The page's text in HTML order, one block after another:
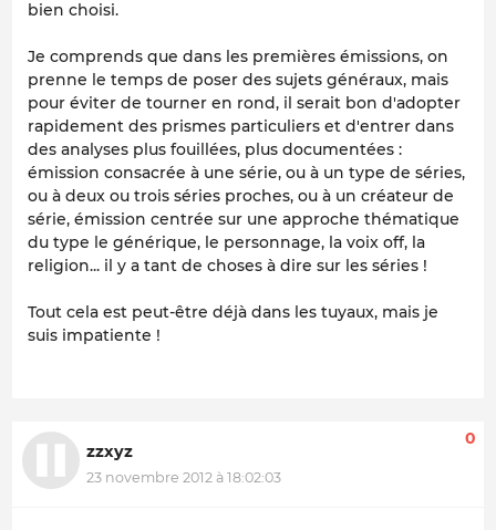
bien choisi.
Je comprends que dans les premières émissions, on
prenne le temps de poser des sujets généraux, mais
pour éviter de tourner en rond, il serait bon d'adopter
rapidement des prismes particuliers et d'entrer dans
des analyses plus fouillées, plus documentées :
émission consacrée à une série, ou à un type de séries,
ou à deux ou trois séries proches, ou à un créateur de
série, émission centrée sur une approche thématique
du type le générique, le personnage, la voix off, la
religion... il y a tant de choses à dire sur les séries !
Tout cela est peut-être déjà dans les tuyaux, mais je
suis impatiente !
zzxyz
23 novembre 2012 à 18:02:03
0